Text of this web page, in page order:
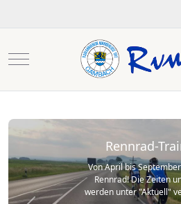
Mobile Menu Toggle
Rennrad-
Von April bis
Rennrad! Die Zeiten
werden unter "Aktuell"